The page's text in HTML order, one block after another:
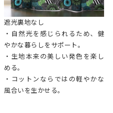
遮光裏地なし
・自然光を感じられるため、健
やかな暮らしをサポート。
・生地本来の美しい発色を楽し
める。
・コットンならではの軽やかな
風合いを生かせる。